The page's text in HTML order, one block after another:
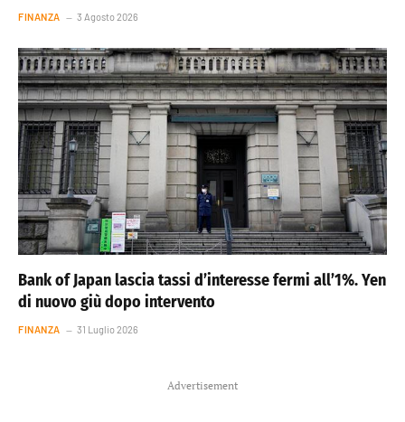
FINANZA 3 Agosto 2026
Bank of Japan lascia tassi d’interesse fermi all’1%. Yen
di nuovo giù dopo intervento
FINANZA 31 Luglio 2026
Advertisement